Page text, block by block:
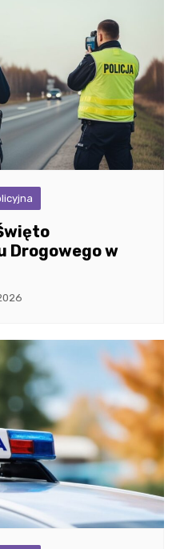
Drogowego w